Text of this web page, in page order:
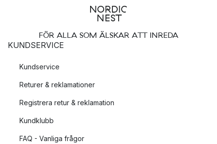
FÖR ALLA SOM ÄLSKAR ATT INREDA
KUNDSERVICE
Kundservice
Returer & reklamationer
Registrera retur & reklamation
Kundklubb
FAQ - Vanliga frågor